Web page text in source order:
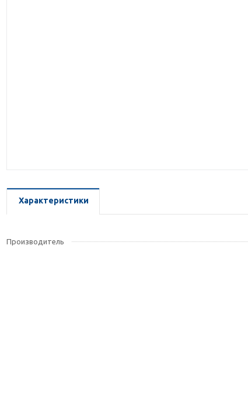
Характеристики
Производитель